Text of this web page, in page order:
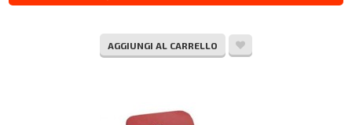
AGGIUNGI AL CARRELLO